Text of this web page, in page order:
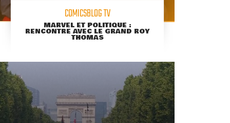
COMICSBLOG TV
MARVEL ET POLITIQUE :
RENCONTRE AVEC LE GRAND ROY
THOMAS